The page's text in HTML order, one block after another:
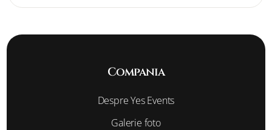
Compania
Despre Yes Events
Galerie foto